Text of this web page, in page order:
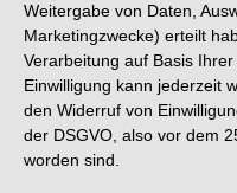
Weitergabe von Daten,
Marketingzwecke) erteilt
Verarbeitung auf Basis
Einwilligung kann jederzeit
den Widerruf von
der DSGVO, also vor dem
worden sind.